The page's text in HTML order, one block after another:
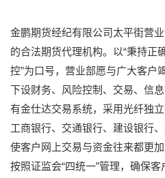
金鹏期货经纪有限公司太平街营
的合法期货代理机构。以“秉持正
控”为口号，营业部愿与广大客户
下设财务、风险控制、交易、信
有金仕达交易系统，采用光纤独
工商银行、交通银行、建设银行
使客户网上交易与资金往来都更
按照证监会“四统一”管理，确保